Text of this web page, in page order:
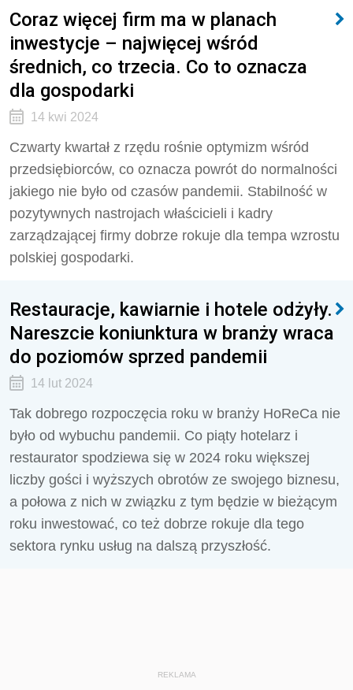
Coraz więcej firm ma w planach
inwestycje – najwięcej wśród
średnich, co trzecia. Co to oznacza
dla gospodarki
14 kwi 2024
Czwarty kwartał z rzędu rośnie optymizm wśród
przedsiębiorców, co oznacza powrót do normalności
jakiego nie było od czasów pandemii. Stabilność w
pozytywnych nastrojach właścicieli i kadry
zarządzającej firmy dobrze rokuje dla tempa wzrostu
polskiej gospodarki.
Restauracje, kawiarnie i hotele odżyły.
Nareszcie koniunktura w branży wraca
do poziomów sprzed pandemii
14 lut 2024
Tak dobrego rozpoczęcia roku w branży HoReCa nie
było od wybuchu pandemii. Co piąty hotelarz i
restaurator spodziewa się w 2024 roku większej
liczby gości i wyższych obrotów ze swojego biznesu,
a połowa z nich w związku z tym będzie w bieżącym
roku inwestować, co też dobrze rokuje dla tego
sektora rynku usług na dalszą przyszłość.
REKLAMA